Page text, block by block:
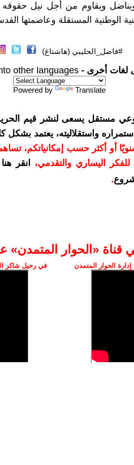
ويناضل ويقاوم من أجل نيل
الوطنية المستقلة وعاصمتها
#فاضل_الحليبي (هاشتاغ)
لغات أخرى - other languages
Powered by Translate
مستقل يسعى لنشر قيم الحرية،
واستقلاليته، يعتمد
10 دولارات سنويًا أو أكثر حسب
اليساري والتقدمي،
انقر
.
قناة ‫«الحوار المتمدن»
الحوار المتمدن في رحيل شاكر